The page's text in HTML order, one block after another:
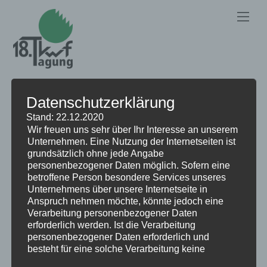
DAS WELTGRÖSSTE W
ALDARBEIT- UND F
ORSTTECHNIK-EVENT 2024
Besucher
VirtualTour
Forstwirtschaft erleben vom 19.- 22. Juni 2024 in
Datenschutzerklärung
Stand: 22.12.2020
Wir freuen uns sehr über Ihr Interesse an unserem
Unternehmen. Eine Nutzung der Internetseiten ist
grundsätzlich ohne jede Angabe
personenbezogener Daten möglich. Sofern eine
betroffene Person besondere Services unseres
Unternehmens über unsere Internetseite in
Anspruch nehmen möchte, könnte jedoch eine
Verarbeitung personenbezogener Daten
erforderlich werden. Ist die Verarbeitung
personenbezogener Daten erforderlich und
besteht für eine solche Verarbeitung keine